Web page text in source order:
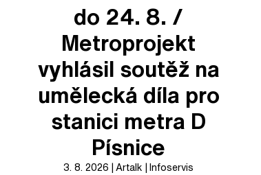
do 24. 8. /
Metroprojekt
vyhlásil soutěž na
umělecká díla pro
stanici metra D
Písnice
3. 8. 2026 Artalk Infoservis